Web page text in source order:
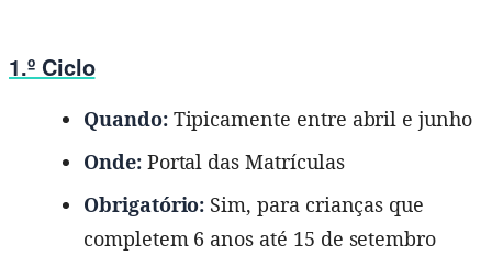
1.º Ciclo
Quando:Tipicamente entre abril e junho
Onde:Portal das Matrículas
Obrigatório: Sim, para crianças que
completem 6 anos até 15 de setembro